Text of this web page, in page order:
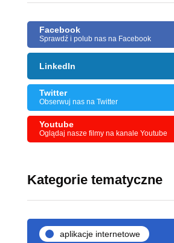
Facebook
Sprawdź i polub nas na Facebook
LinkedIn
Twitter
Obserwuj nas na Twitter
Youtube
Oglądaj nasze filmy na kanale Youtube
Kategorie tematyczne
aplikacje internetowe